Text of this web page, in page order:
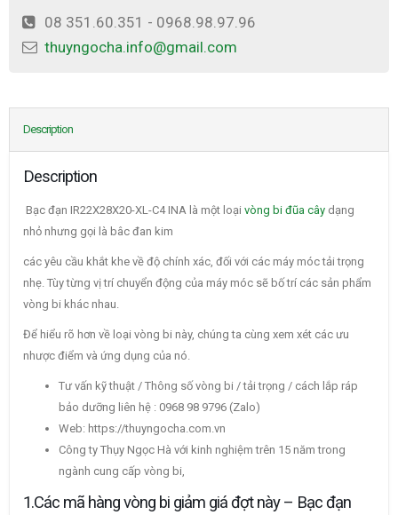
08 351.60.351 - 0968.98.97.96
thuyngocha.info@gmail.com
Description
Description
Bạc đạn IR22X28X20-XL-C4 INA là một loại vòng bi đũa cây dạng
nhỏ nhưng gọi là bâc đan kim
các yêu cầu khắt khe về độ chính xác, đối với các máy móc tải trọng
nhẹ. Tùy từng vị trí chuyển động của máy móc sẽ bố trí các sản phẩm
vòng bi khác nhau.
Để hiểu rõ hơn về loại vòng bi này, chúng ta cùng xem xét các ưu
nhược điểm và ứng dụng của nó.
Tư vấn kỹ thuật / Thông số vòng bi / tải trọng / cách lắp ráp
bảo dưỡng liên hệ : 0968 98 9796 (Zalo)
Web: https://thuyngocha.com.vn
Công ty Thụy Ngọc Hà với kinh nghiệm trên 15 năm trong
ngành cung cấp vòng bi,
1.Các mã hàng vòng bi giảm giá đợt này – Bạc đạn